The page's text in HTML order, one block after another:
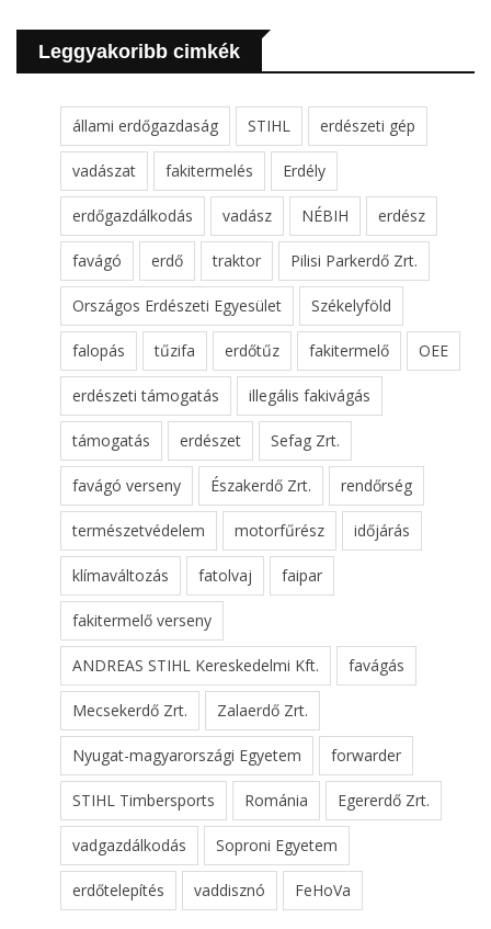
Leggyakoribb cimkék
állami erdőgazdaság STIHL erdészeti gép
vadászat fakitermelés Erdély
erdőgazdálkodás vadász NÉBIH erdész
favágó erdő traktor Pilisi Parkerdő Zrt.
Országos Erdészeti Egyesület Székelyföld
falopás tűzifa erdőtűz fakitermelő OEE
erdészeti támogatás illegális fakivágás
támogatás erdészet Sefag Zrt.
favágó verseny Északerdő Zrt. rendőrség
természetvédelem motorfűrész időjárás
klímaváltozás fatolvaj faipar
fakitermelő verseny
ANDREAS STIHL Kereskedelmi Kft. favágás
Mecsekerdő Zrt. Zalaerdő Zrt.
Nyugat-magyarországi Egyetem forwarder
STIHL Timbersports Románia Egererdő Zrt.
vadgazdálkodás Soproni Egyetem
erdőtelepítés vaddisznó FeHoVa